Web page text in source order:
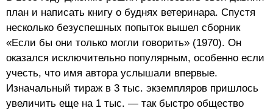
план и написать книгу о буднях ветеринара. Спустя
несколько безуспешных попыток вышел сборник
«Если бы они только могли говорить» (1970). Он
оказался исключительно популярным, особенно если
учесть, что имя автора услышали впервые.
Изначальный тираж в 3 тыс. экземпляров пришлось
увеличить еще на 1 тыс. — так быстро общество